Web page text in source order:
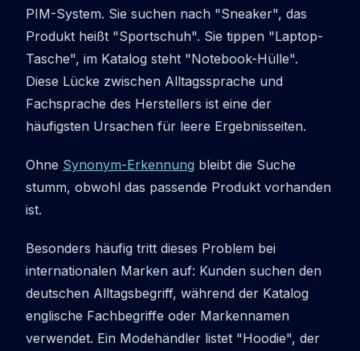
PIM-System. Sie suchen nach "Sneaker", das
Produkt heißt "Sportschuh". Sie tippen "Laptop-
Tasche", im Katalog steht "Notebook-Hülle".
Diese Lücke zwischen Alltagssprache und
Fachsprache des Herstellers ist eine der
häufigsten Ursachen für leere Ergebnisseiten.
Ohne Synonym-Erkennung bleibt die Suche
stumm, obwohl das passende Produkt vorhanden
ist.
Besonders häufig tritt dieses Problem bei
internationalen Marken auf: Kunden suchen den
deutschen Alltagsbegriff, während der Katalog
englische Fachbegriffe oder Markennamen
verwendet. Ein Modehändler listet "Hoodie", der